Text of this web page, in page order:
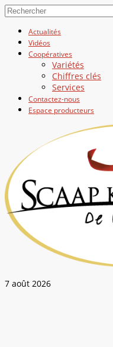
Actualités
Vidéos
Coopératives
Variétés
Chiffres clés
Services
Contactez-nous
Espace producteurs
7 août 2026